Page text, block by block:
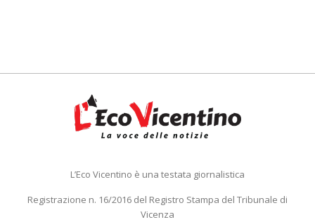
L’Eco Vicentino è una testata giornalistica
Registrazione n. 16/2016 del Registro Stampa del Tribunale di
Vicenza